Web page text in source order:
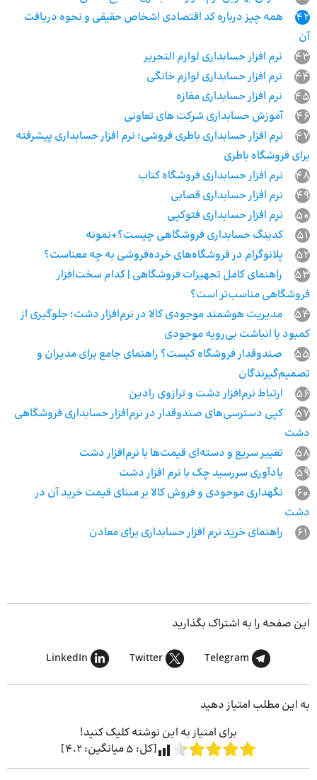
42
همه چیز درباره کد اقتصادی اشخاص حقیقی و نحوه دریافت
آن
43
نرم افزار حسابداری لوازم التحریر
44
نرم افزار حسابداری لوازم خانگی
45
نرم افزار حسابداری مغازه
46
آموزش حسابداری شرکت های تعاونی
47
نرم افزار حسابداری باطری فروشی؛ نرم افزار حسابداری پیشرفته
برای فروشگاه باطری
48
نرم افزار حسابداری فروشگاه کتاب
49
نرم افزار حسابداری قصابی
50
نرم افزار حسابداری فتوکپی
51
کدینگ حسابداری فروشگاهی چیست؟+نمونه
52
پلانوگرام در فروشگاه‌های خرده‌فروشی به چه معناست؟
53
راهنمای کامل تجهیزات فروشگاهی | کدام سخت‌افزار
فروشگاهی مناسب‌تر است؟
54
مدیریت هوشمند موجودی کالا در نرم‌افزار دشت؛ جلوگیری از
کمبود یا انباشت بی‌رویه موجودی
55
صندوقدار فروشگاه کیست؟ راهنمای جامع برای مدیران و
تصمیم‌گیرندگان
56
ارتباط نرم‌افزار دشت و ترازوی رادین
57
کپی دسترسی‌های صندوقدار در نرم‌افزار حسابداری فروشگاهی
دشت
58
تغییر سریع و دسته‌ای قیمت‌ها با نرم‌افزار دشت
59
یادآوری سررسید چک با نرم افزار دشت
60
نگهداری موجودی و فروش کالا بر مبنای قیمت خرید آن در
دشت
61
راهنمای خرید نرم افزار حسابداری برای معادن
این صفحه را به اشتراک بگذارید
Telegram
Twitter
LinkedIn
به این مطلب امتیاز دهید
برای امتیاز به این نوشته کلیک کنید!
[کل: 5میانگین: 4.2
]